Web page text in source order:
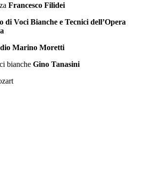
Francesco Filidei
di Voci Bianche e Tecnici dell’Opera
Marino Moretti
bianche Gino Tanasini